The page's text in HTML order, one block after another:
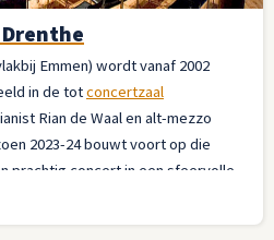
Emmen) wordt vanaf 2002
in de totconcertzaal
Rian de Waal en alt-mezzo
2023-24 bouwt voort op die
prachtig concert in een sfeervolle
En na afloop onder het genot
musici.